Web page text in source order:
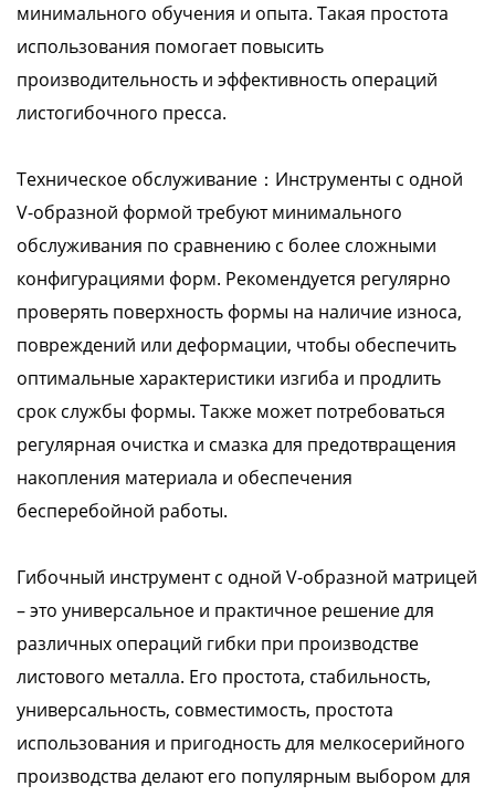
минимального обучения и опыта. Такая простота
использования помогает повысить
производительность и эффективность операций
листогибочного пресса.
Техническое обслуживание：Инструменты с одной
V-образной формой требуют минимального
обслуживания по сравнению с более сложными
конфигурациями форм. Рекомендуется регулярно
проверять поверхность формы на наличие износа,
повреждений или деформации, чтобы обеспечить
оптимальные характеристики изгиба и продлить
срок службы формы. Также может потребоваться
регулярная очистка и смазка для предотвращения
накопления материала и обеспечения
бесперебойной работы.
Гибочный инструмент с одной V-образной матрицей
– это универсальное и практичное решение для
различных операций гибки при производстве
листового металла. Его простота, стабильность,
универсальность, совместимость, простота
использования и пригодность для мелкосерийного
производства делают его популярным выбором для